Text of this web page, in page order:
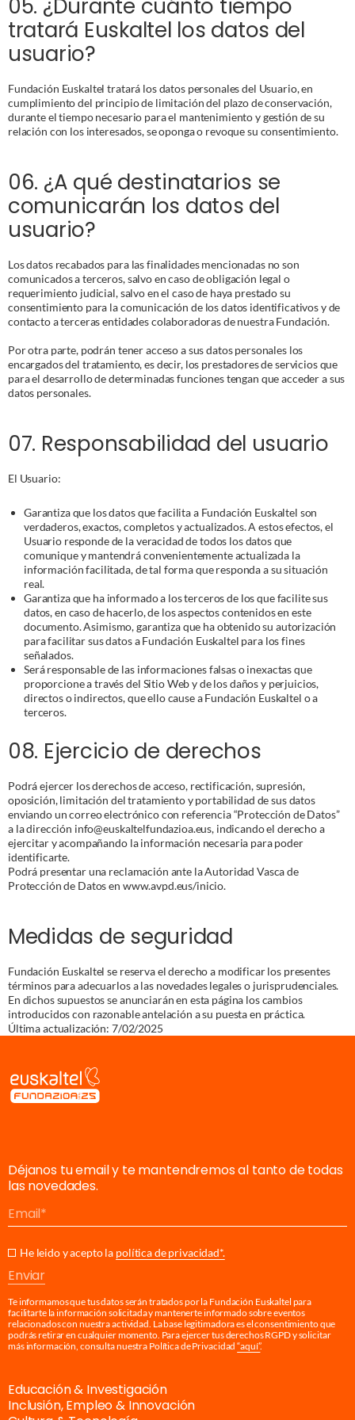
Plazo de conservación
Mientras no solicites la oposición a este tratamiento.
Plazo de conservación
Especificados en la política de cookies.
Plazo de conservación
Los descritos en la política de Cookies.
05. ¿Durante cuánto tiempo
tratará Euskaltel los datos del
usuario?
Fundación Euskaltel tratará los datos personales del Usuario, en
cumplimiento del principio de limitación del plazo de conservación,
durante el tiempo necesario para el mantenimiento y gestión de su
relación con los interesados, se oponga o revoque su consentimiento.
06. ¿A qué destinatarios se
comunicarán los datos del
usuario?
Los datos recabados para las finalidades mencionadas no son
comunicados a terceros, salvo en caso de obligación legal o
requerimiento judicial, salvo en el caso de haya prestado su
consentimiento para la comunicación de los datos identificativos y de
contacto a terceras entidades colaboradoras de nuestra Fundación.
Por otra parte, podrán tener acceso a sus datos personales los
encargados del tratamiento, es decir, los prestadores de servicios que
para el desarrollo de determinadas funciones tengan que acceder a sus
datos personales.
07. Responsabilidad del usuario
El Usuario:
Garantiza que los datos que facilita a Fundación Euskaltel son
verdaderos, exactos, completos y actualizados. A estos efectos, el
Usuario responde de la veracidad de todos los datos que
comunique y mantendrá convenientemente actualizada la
información facilitada, de tal forma que responda a su situación
real.
Garantiza que ha informado a los terceros de los que facilite sus
datos, en caso de hacerlo, de los aspectos contenidos en este
documento. Asimismo, garantiza que ha obtenido su autorización
para facilitar sus datos a Fundación Euskaltel para los fines
señalados.
Será responsable de las informaciones falsas o inexactas que
proporcione a través del Sitio Web y de los daños y perjuicios,
directos o indirectos, que ello cause a Fundación Euskaltel o a
terceros.
08. Ejercicio de derechos
Podrá ejercer los derechos de acceso, rectificación, supresión,
oposición, limitación del tratamiento y portabilidad de sus datos
enviando un correo electrónico con referencia “Protección de Datos”
a la dirección info@euskaltelfundazioa.eus, indicando el derecho a
ejercitar y acompañando la información necesaria para poder
identificarte.
Podrá presentar una reclamación ante la Autoridad Vasca de
Protección de Datos en www.avpd.eus/inicio.
Medidas de seguridad
Fundación Euskaltel se reserva el derecho a modificar los presentes
términos para adecuarlos a las novedades legales o jurisprudenciales.
En dichos supuestos se anunciarán en esta página los cambios
introducidos con razonable antelación a su puesta en práctica.
Última actualización: 7/02/2025
Educación & Investigación
Inclusión, Empleo & Innovación
Déjanos tu email y te mantendremos al tanto de todas
las novedades.
Email
He leido y acepto la política de privacidad*.
Enviar
Te informamos que tus datos serán tratados por la Fundación Euskaltel para
facilitarte la información solicitada y mantenerte informado sobre eventos
relacionados con nuestra actividad. La base legitimadora es el consentimiento que
podrás retirar en cualquier momento. Para ejercer tus derechos RGPD y solicitar
más información, consulta nuestra Política de Privacidad“aquí”.